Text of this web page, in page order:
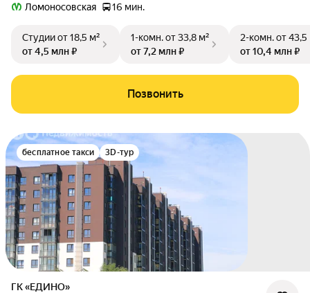
Ломоносовская
16 мин.
Студииот 18,5 м²
от 4,5 млн ₽
1-комн.от 33,8 м²
от 7,2 млн ₽
2-комн.от 43,5
от 10,4 млн ₽
Позвонить
бесплатное такси 3D-тур
ГК «ЕДИНО»